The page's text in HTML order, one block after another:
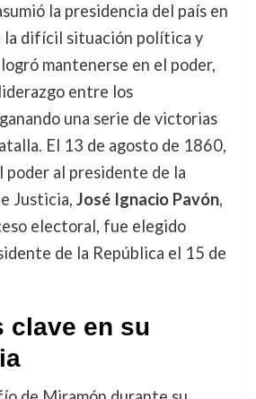
la presidencia del país en
la difícil situación política y
mantenerse en el poder,
entre los
una serie de victorias
El 13 de agosto de 1860,
poder al presidente de la
Justicia, José Ignacio Pavón,
electoral, fue elegido
de la República el 15 de
clave en su